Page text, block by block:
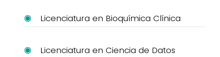
Licenciatura en Bioquímica Clínica
Licenciatura en Ciencia de Datos